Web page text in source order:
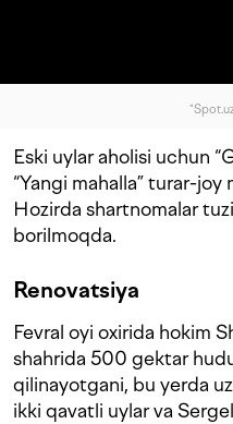
Eski uylar aholisi uchun
“Yangi mahalla” turar-
Hozirda shartnomalar
borilmoqda.
Renovatsiya
Fevral oyi oxirida hokim
shahrida 500 gektar
qilinayotgani, bu yerda
ikki qavatli uylar va